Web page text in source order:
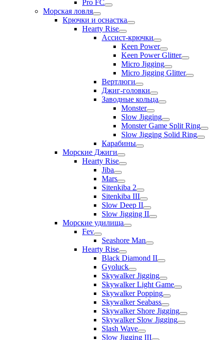
Pro FC
Морская ловля
Крючки и оснастка
Hearty Rise
Ассист-крючки
Keen Power
Keen Power Glitter
Micro Jigging
Micro Jigging Glitter
Вертлюги
Джиг-головки
Заводные кольца
Monster
Slow Jigging
Monster Game Split Ring
Slow Jigging Solid Ring
Карабины
Морские Джиги
Hearty Rise
Jiba
Mars
Sitenkiba 2
Sitenkiba III
Slow Deep II
Slow Jigging II
Морские удилища
Fev
Seashore Man
Hearty Rise
Black Diamond II
Gyoluck
Skywalker Jigging
Skywalker Light Game
Skywalker Popping
Skywalker Seabass
Skywalker Shore Jigging
Skywalker Slow Jigging
Slash Wave
Slow Jigging III